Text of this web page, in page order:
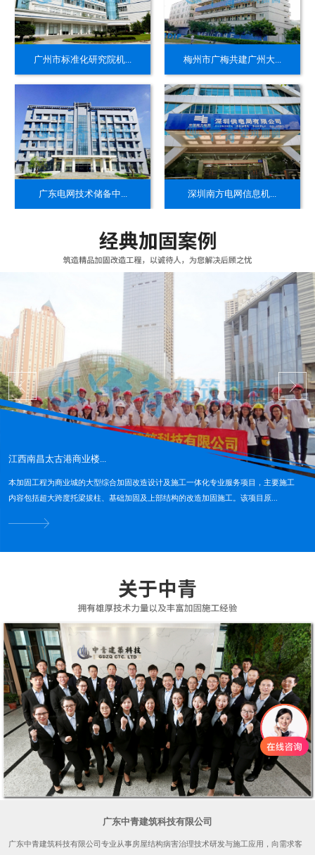
广州市标准化研究院机... 梅州市广梅共建广州大...
​广东电网技术储备中... ​深圳南方电网信息机...
江西南昌太古港商业楼...
本加固工程为商业城的大型综合加固改造设计及施工一体化专业服务项目，主要施工
内容包括超大跨度托梁拔柱、基础加固及上部结构的改造加固施工。该项目原...
广东中青建筑科技有限公司
广东中青建筑科技有限公司专业从事房屋结构病害治理技术研发与施工应用，向需求客